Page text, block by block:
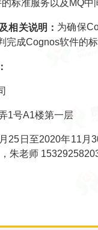
标准服务以及MQ中
关说明： 为确保
成Cognos软件的
1号A1楼第一层
日至2020年11月
朱老师 15329258203